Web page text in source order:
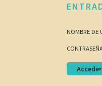
NOMBRE DE